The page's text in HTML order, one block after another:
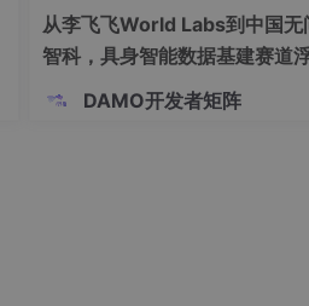
从李飞飞World Labs到中国无
智科，具身智能数据基建赛道
“同一答案”
DAMO开发者矩阵